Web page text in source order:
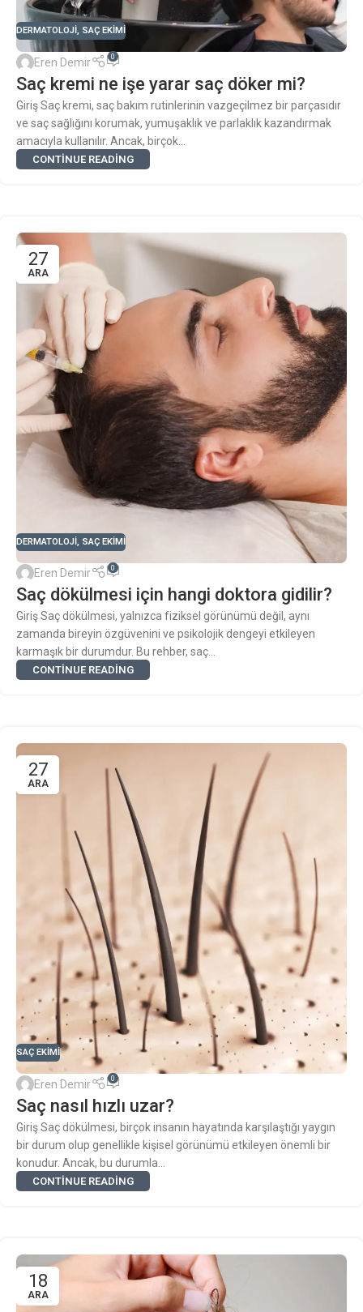
DERMATOLOJI, SAÇ EKIMI
Eren Demir 0
Saç kremi ne işe yarar saç döker mi?
Giriş Saç kremi, saç bakım rutinlerinin vazgeçilmez bir parçasıdır
ve saç sağlığını korumak, yumuşaklık ve parlaklık kazandırmak
amacıyla kullanılır. Ancak, birçok...
CONTINUE READING
27
ARA
DERMATOLOJI SAÇ EKIMI
Eren Demir 0
Saç dökülmesi için hangi doktora gidilir?
Giriş Saç dökülmesi, yalnızca fiziksel görünümü değil, aynı
zamanda bireyin özgüvenini ve psikolojik dengeyi etkileyen
karmaşık bir durumdur. Bu rehber, saç...
CONTINUE READING
27
ARA
SAÇ EKIMI
Eren Demir 0
Saç nasıl hızlı uzar?
Giriş Saç dökülmesi, birçok insanın hayatında karşılaştığı yaygın
bir durum olup genellikle kişisel görünümü etkileyen önemli bir
konudur. Ancak, bu durumla...
CONTINUE READING
18
ARA